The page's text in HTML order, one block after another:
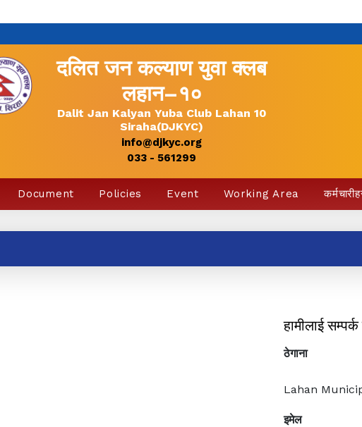
दलित जन कल्याण युवा क्लब
लहान–१०
Dalit Jan Kalyan Yuba Club Lahan 10
Siraha(DJKYC)
info@djkyc.org
033 - 561299
Document Policies Event Working Area
हामीलाई
ठेगाना
Lahan
इमेल